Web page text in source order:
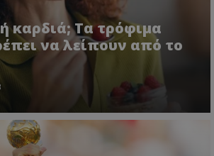
καρδιά; Τα τρόφιμα
να λείπουν από το